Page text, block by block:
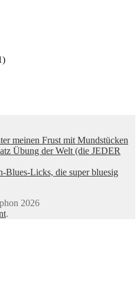
meinen Frust mit Mundstücken
Übung der Welt (die JEDER
Licks, die super bluesig
2026
.